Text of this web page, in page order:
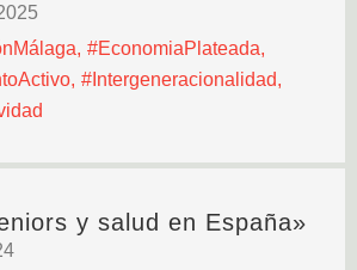
, #EconomiaPlateada,
, #Intergeneracionalidad,
y salud en España»